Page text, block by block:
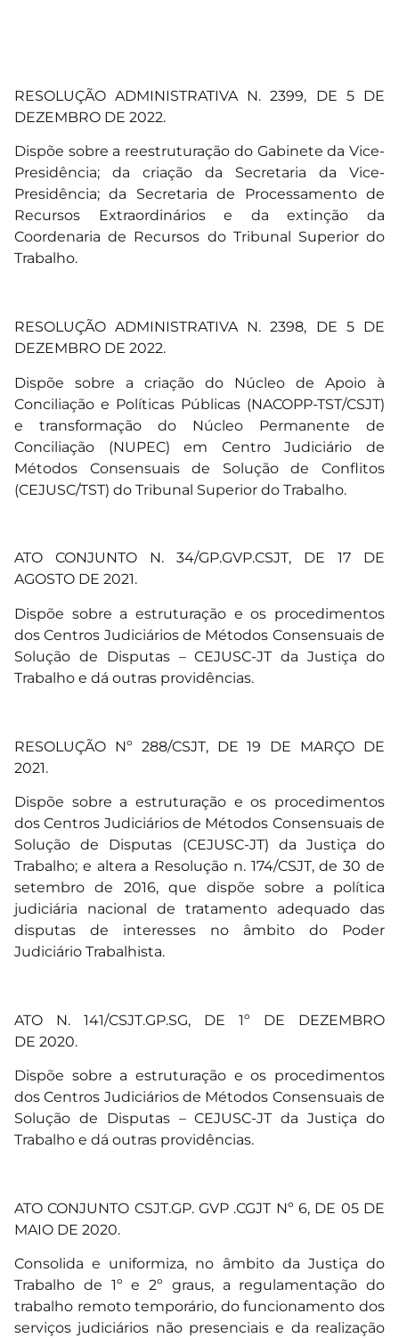
RESOLUÇÃO ADMINISTRATIVA N. 2399, DE 5 DE
DEZEMBRO DE 2022.
Dispõe sobre a reestruturação do Gabinete da Vice-
Presidência; da criação da Secretaria da Vice-
Presidência; da Secretaria de Processamento de
Recursos Extraordinários e da extinção da
Coordenaria de Recursos do Tribunal Superior do
Trabalho.
RESOLUÇÃO ADMINISTRATIVA N. 2398, DE 5 DE
DEZEMBRO DE 2022.
Dispõe sobre a criação do Núcleo de Apoio à
Conciliação e Políticas Públicas (NACOPP-TST/CSJT)
e transformação do Núcleo Permanente de
Conciliação (NUPEC) em Centro Judiciário de
Métodos Consensuais de Solução de Conflitos
(CEJUSC/TST) do Tribunal Superior do Trabalho.
ATO CONJUNTO N. 34/GP.GVP.CSJT, DE 17 DE
AGOSTO DE 2021.
Dispõe sobre a estruturação e os procedimentos
dos Centros Judiciários de Métodos Consensuais de
Solução de Disputas – CEJUSC-JT da Justiça do
Trabalho e dá outras providências.
RESOLUÇÃO Nº 288/CSJT, DE 19 DE MARÇO DE
2021.
Dispõe sobre a estruturação e os procedimentos
dos Centros Judiciários de Métodos Consensuais de
Solução de Disputas (CEJUSC-JT) da Justiça do
Trabalho; e altera a Resolução n. 174/CSJT, de 30 de
setembro de 2016, que dispõe sobre a política
judiciária nacional de tratamento adequado das
disputas de interesses no âmbito do Poder
Judiciário Trabalhista.
ATO N. 141/CSJT.GP.SG, DE 1º DE DEZEMBRO
DE 2020.
Dispõe sobre a estruturação e os procedimentos
dos Centros Judiciários de Métodos Consensuais de
Solução de Disputas – CEJUSC-JT da Justiça do
Trabalho e dá outras providências.
ATO CONJUNTO CSJT.GP. GVP .CGJT Nº 6, DE 05 DE
MAIO DE 2020.
Consolida e uniformiza, no âmbito da Justiça do
Trabalho de 1º e 2º graus, a regulamentação do
trabalho remoto temporário, do funcionamento dos
serviços judiciários não presenciais e da realização